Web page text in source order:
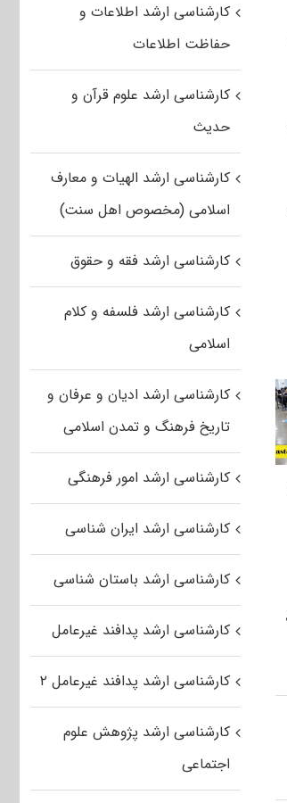
کارشناسی ارشد اطلاعات و
حفاظت اطلاعات
کارشناسی ارشد علوم قرآن و
حدیث
کارشناسی ارشد الهیات و معارف
اسلامی (مخصوص اهل سنت)
کارشناسی ارشد فقه و حقوق
کارشناسی ارشد فلسفه و کلام
اسلامی
کارشناسی ارشد ادیان و عرفان و
تاریخ فرهنگ و تمدن اسلامی
کارشناسی ارشد امور فرهنگی
کارشناسی ارشد ایران شناسی
کارشناسی ارشد باستان شناسی
کارشناسی ارشد پدافند غیرعامل
کارشناسی ارشد پدافند غیرعامل ۲
کارشناسی ارشد پژوهش علوم
اجتماعی